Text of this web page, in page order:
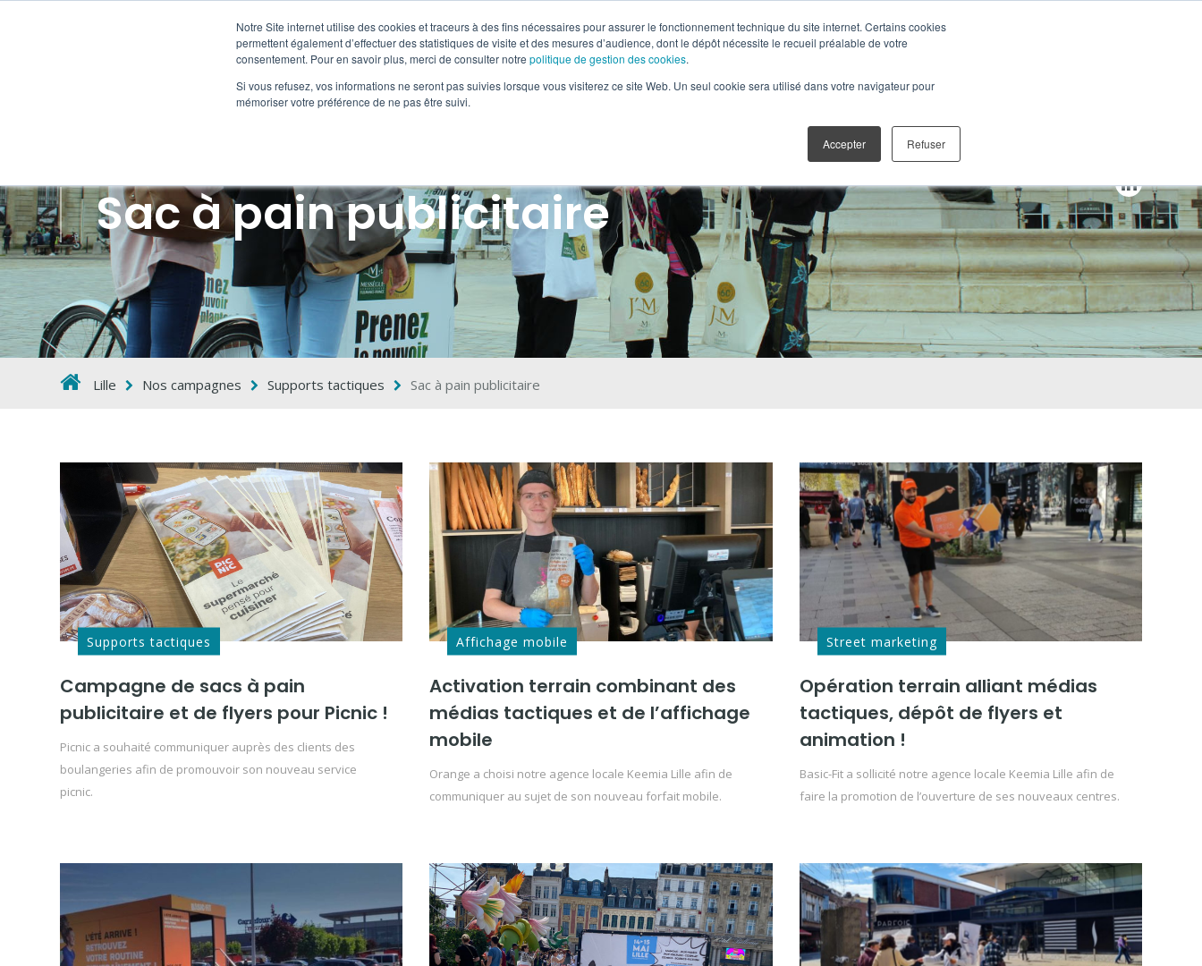
Notre Site internet utilise des cookies et traceurs à des fins nécessaires pour assurer le fonctionnement technique du site internet. Certains cookies
permettent également d’effectuer des statistiques de visite et des mesures d’audience, dont le dépôt nécessite le recueil préalable de votre
consentement. Pour en savoir plus, merci de consulter notre politique de gestion des cookies.
Si vous refusez, vos informations ne seront pas suivies lorsque vous visiterez ce site Web. Un seul cookie sera utilisé dans votre navigateur pour
mémoriser votre préférence de ne pas être suivi.
Accepter Refuser
HORS-MÉDIA & OOH RETAIL MARKETING SOLUTIONS DIGITALES
Sac à pain publicitaire
Lille Nos campagnes Supports tactiques Sac à pain publicitaire
Supports tactiques
Campagne de sacs à pain
publicitaire et de flyers pour Picnic !
Picnic a souhaité communiquer auprès des clients des
boulangeries afin de promouvoir son nouveau service
picnic.
Affichage mobile
Activation terrain combinant des
médias tactiques et de l’affichage
mobile
Orange a choisi notre agence locale Keemia Lille afin de
communiquer au sujet de son nouveau forfait mobile.
Street marketing
Opération terrain alliant médias
tactiques, dépôt de flyers et
animation !
Basic-Fit a sollicité notre agence locale Keemia Lille afin de
faire la promotion de l’ouverture de ses nouveaux centres.